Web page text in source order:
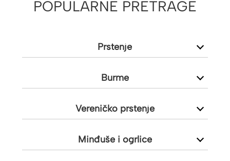
POPULARNE PRETRAGE
Prstenje
Burme
Vereničko prstenje
Minđuše i ogrlice